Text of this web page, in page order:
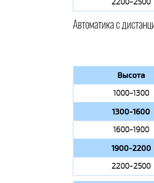
Автоматика с
Высота
1000-1300
1300-1600
1600-1900
1900-2200
2200-2500